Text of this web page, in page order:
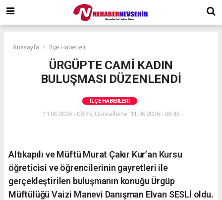
Anasayfa İlçe Haberleri
ÜRGÜPTE CAMİ KADIN
BULUŞMASI DÜZENLENDİ
İLÇE HABERLERI
11.06.2026 - 08:45, Güncelleme: 11.06.2026 - 08:45
Altıkapılı ve Müftü Murat Çakır Kur’an Kursu
öğreticisi ve öğrencilerinin gayretleri ile
gerçekleştirilen buluşmanın konuğu Ürgüp
Müftülüğü Vaizi Manevi Danışman Elvan SESLİ oldu.